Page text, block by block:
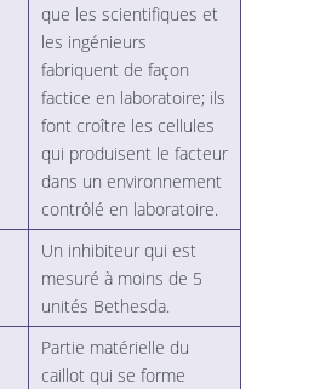
que les scientifiques et
les ingénieurs
fabriquent de façon
factice en laboratoire; ils
font croître les cellules
qui produisent le facteur
dans un environnement
contrôlé en laboratoire.
Un inhibiteur qui est
mesuré à moins de 5
unités Bethesda.
Partie matérielle du
caillot qui se forme